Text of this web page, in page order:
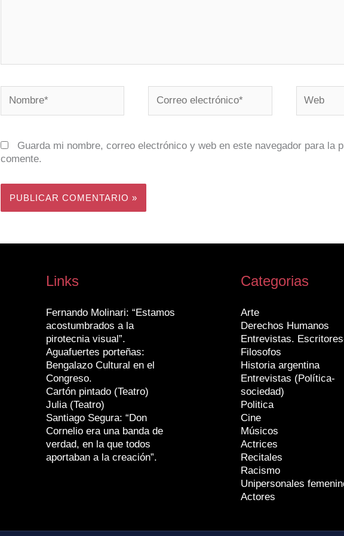
electrónico*
Guarda mi nombre, correo electrónico y web en este navegador para la
comente.
Links
Fernando Molinari: “Estamos
acostumbrados a la
pirotecnia visual”.
Aguafuertes porteñas:
Bengalazo Cultural en el
Congreso.
Cartón pintado (Teatro)
Julia (Teatro)
Santiago Segura: “Don
Cornelio era una banda de
verdad, en la que todos
aportaban a la creación”.
Categorias
Arte
Derechos Humanos
Entrevistas.
Filosofos
Historia argentina
Entrevistas (Política-
sociedad)
Politica
Cine
Músicos
Actrices
Recitales
Racismo
Unipersonales
Actores